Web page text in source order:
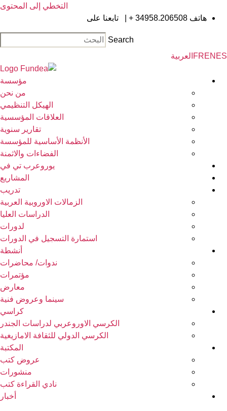
التخطي إلى المحتوى
هاتف34958.206508 +
| تابعنا على
Search
EN
FRالعربية
مؤسسة
من نحن
الهيكل التنظيمي
العلاقات المؤسسية
تقارير سنوية
الأنظمة الأساسية للمؤسسة
الفضاءات والاثمنة
يوروعرب تي في
المشاريع
تدريب
الزمالات الاوروبية العربية
الدراسات العليا
لدورات
استمارة التسجيل في الدورات
أنشطة
ندوات/ محاضرات
مؤتمرات
معارض
سينما وعروض فنية
كراسي
الكرسي الاوروعربي لدراسات الجندر
الكرسي الدولي للثقافة الامازيغية
المكتبة
عروض كتب
منشورات
نادي القراءة كتب
أخبار